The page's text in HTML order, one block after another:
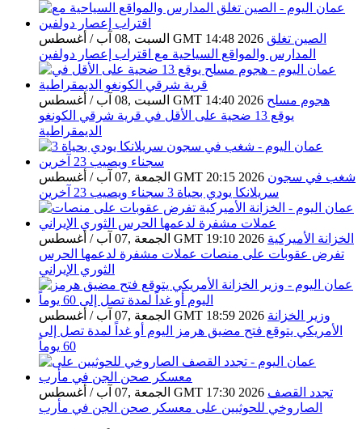
السبت ,08 آب / أغسطس GMT 14:48 2026 الصين تغلق
المدارس والمواقع السياحية مع اقتراب إعصار دولفين
السبت ,08 آب / أغسطس GMT 14:40 2026 هجوم مسلح
يوقع 13 ضحية على الأقل في قرية شرقي الكونغو
الديمقراطية
الجمعة ,07 آب / أغسطس GMT 20:15 2026 شغب في سجون
سريلانكا يودي بحياة 3 سجناء ويصيب 23 آخرين
الجمعة ,07 آب / أغسطس GMT 19:10 2026 الخزانة الأميركية
تفرض عقوبات على منصات عملات مشفرة لدعمها الحرس
الثوري الإيراني
الجمعة ,07 آب / أغسطس GMT 18:59 2026 وزير الخزانة
الأمريكي يتوقع فتح مضيق هرمز اليوم أو غداً لمدة تصل إلى
60 يوماً
الجمعة ,07 آب / أغسطس GMT 17:30 2026 تجدد القصف
الصاروخي للحوثيين على معسكر صحن الجن في مأرب